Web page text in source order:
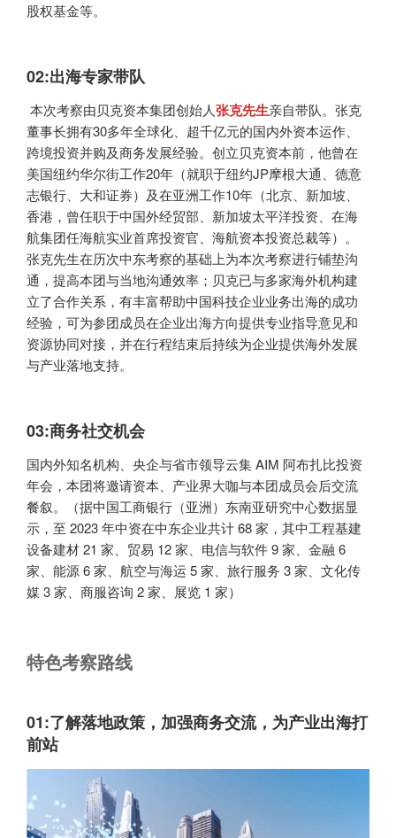
股权基金等。
02:出海专家带队
本次考察由贝克资本集团创始人张克先生亲自带队。张克
董事长拥有30多年全球化、超千亿元的国内外资本运作、
跨境投资并购及商务发展经验。创立贝克资本前，他曾在
美国纽约华尔街工作20年（就职于纽约JP摩根大通、德意
志银行、大和证券）及在亚洲工作10年（北京、新加坡、
香港，曾任职于中国外经贸部、新加坡太平洋投资、在海
航集团任海航实业首席投资官、海航资本投资总裁等）。
张克先生在历次中东考察的基础上为本次考察进行铺垫沟
通，提高本团与当地沟通效率；贝克已与多家海外机构建
立了合作关系，有丰富帮助中国科技企业业务出海的成功
经验，可为参团成员在企业出海方向提供专业指导意见和
资源协同对接，并在行程结束后持续为企业提供海外发展
与产业落地支持。
03:商务社交机会
国内外知名机构、央企与省市领导云集 AIM 阿布扎比投资
年会，本团将邀请资本、产业界大咖与本团成员会后交流
餐叙。（据中国工商银行（亚洲）东南亚研究中心数据显
示，至 2023 年中资在中东企业共计 68 家，其中工程基建
设备建材 21 家、贸易 12 家、电信与软件 9 家、金融 6
家、能源 6 家、航空与海运 5 家、旅行服务 3 家、文化传
媒 3 家、商服咨询 2 家、展览 1 家）
特色考察路线
01:了解落地政策，加强商务交流，为产业出海打
前站